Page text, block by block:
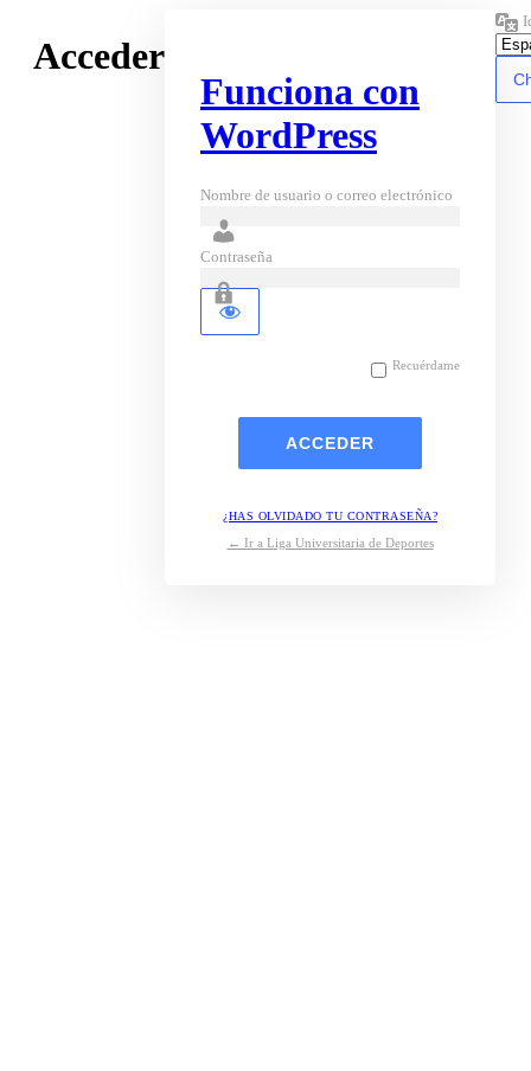
Acceder
Funciona con
WordPress
Nombre de usuario o correo electrónico
Contraseña
Recuérdame
¿HAS OLVIDADO TU CONTRASEÑA?
← Ir a Liga Universitaria de Deportes